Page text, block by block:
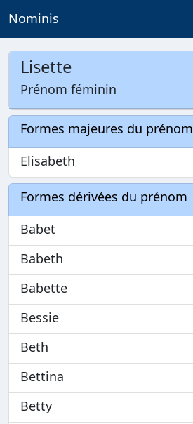
Nominis
Lisette
Prénom féminin
Formes majeures du prénom
Elisabeth
Formes dérivées du prénom
Babet
Babeth
Babette
Bessie
Beth
Bettina
Betty